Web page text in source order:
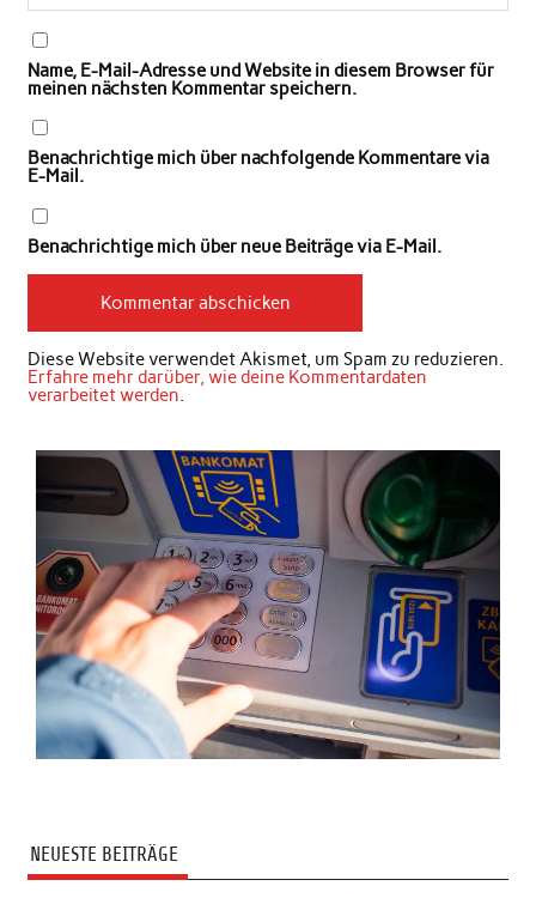
Name, E-Mail-Adresse und Website in diesem Browser für
meinen nächsten Kommentar speichern.
Benachrichtige mich über nachfolgende Kommentare via
E-Mail.
Benachrichtige mich über neue Beiträge via E-Mail.
Diese Website verwendet Akismet, um Spam zu reduzieren.
Erfahre mehr darüber, wie deine Kommentardaten
verarbeitet werden
NEUESTE BEITRÄGE